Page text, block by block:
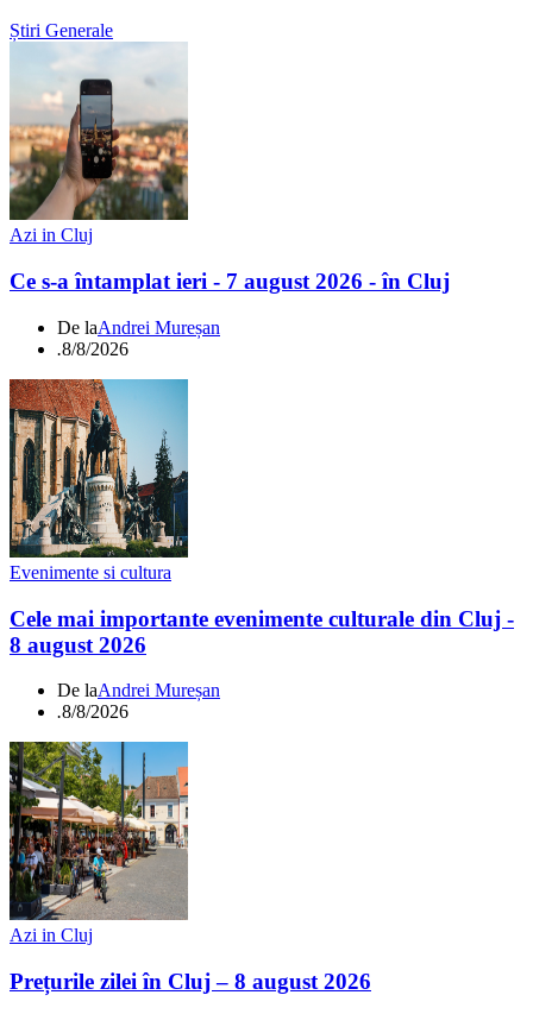
Știri Generale
Azi in Cluj
Ce s-a întamplat ieri - 7 august 2026 - în Cluj
De laAndrei Mureșan
.8/8/2026
Evenimente si cultura
Cele mai importante evenimente culturale din Cluj -
8 august 2026
De laAndrei Mureșan
.8/8/2026
Azi in Cluj
Prețurile zilei în Cluj – 8 august 2026